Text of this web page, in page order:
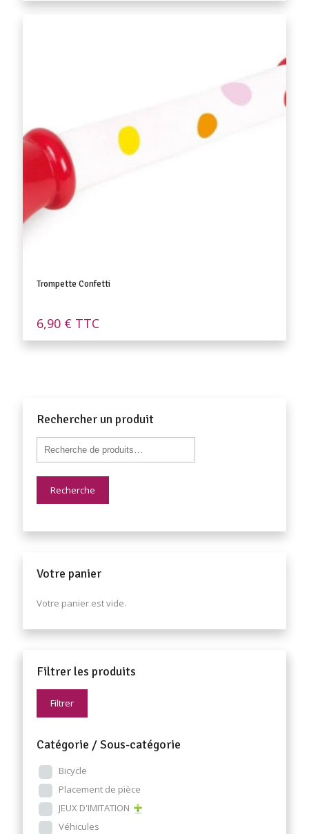
Trompette Confetti
6,90 € TTC
Rechercher un produit
Recherche
Votre panier
Votre panier est vide.
Filtrer les produits
Filtrer
Catégorie / Sous-catégorie
Bicycle
Placement de pièce
JEUX D'IMITATION
Véhicules